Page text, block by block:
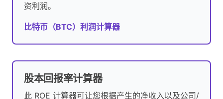
资利润。
比特币（BTC）利润计算器
股本回报率计算器
此 ROE 计算器可让您根据产生的净收入以及公司/